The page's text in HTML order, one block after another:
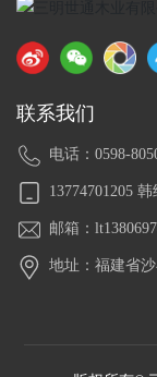
联系我们
电话：0598-
13774701205 韩
邮箱：
地址：福建省